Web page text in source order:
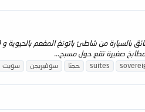
صغيرة تقع حول مسبح...
suites حجنا سوفيريجن سويت